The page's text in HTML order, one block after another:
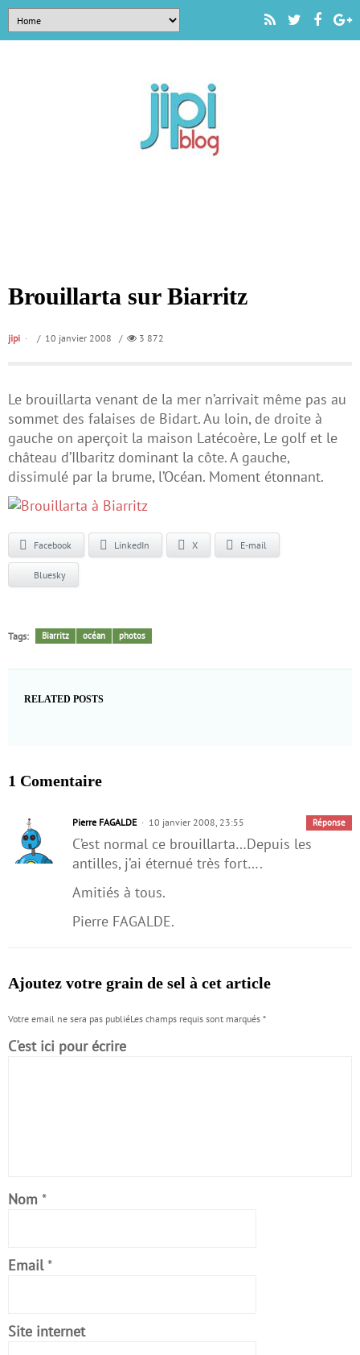
Brouillarta sur Biarritz
jipi / 10 janvier 2008 / 3 872
Le brouillarta venant de la mer n’arrivait même pas au
sommet des falaises de Bidart. Au loin, de droite à
gauche on aperçoit la maison Latécoère, Le golf et le
château d’Ilbaritz dominant la côte. A gauche,
dissimulé par la brume, l’Océan. Moment étonnant.
Facebook LinkedIn X E-mail
Bluesky
Tags: Biarritz océan photos
RELATED POSTS
1 Comentaire
Pierre FAGALDE 10 janvier 2008, 23:55 Réponse
C’est normal ce brouillarta…Depuis les
antilles, j’ai éternué très fort….
Amitiés à tous.
Pierre FAGALDE.
Ajoutez votre grain de sel à cet article
Votre email ne sera pas publiéLes champs requis sont marqués *
C'est ici pour écrire
Nom *
Email *
Site internet